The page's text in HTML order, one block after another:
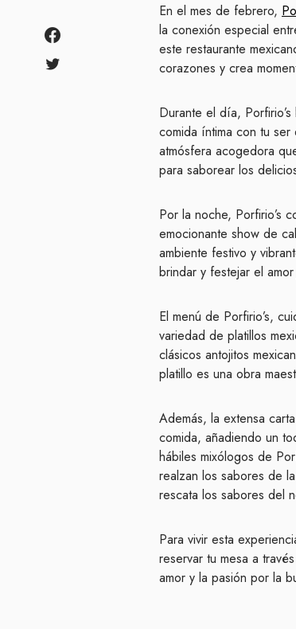
En el mes de febrero,
la conexión especial
este restaurante
corazones y crea
Durante el día,
comida íntima con tu
atmósfera acogedora
para saborear los
Por la noche, Porfirio’s
emocionante show de
ambiente festivo y
brindar y festejar el
El menú de Porfirio’s,
variedad de platillos
clásicos antojitos
platillo es una obra
Además, la extensa
comida, añadiendo un
hábiles mixólogos de
realzan los sabores de
rescata los sabores del
Para vivir esta
reservar tu mesa a
amor y la pasión por la